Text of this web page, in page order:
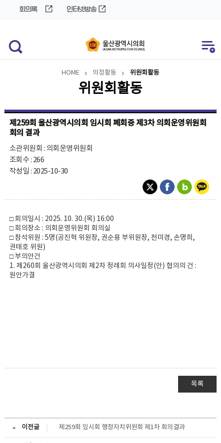
회의록 인터넷방송
HOME 의정활동 위원회활동
위원회활동
제259회 울산광역시의회 임시회 폐회중 제3차 의회운영위원회
회의 결과
소관위원회 : 의회운영위원회
조회수 : 266
작성일 : 2025-10-30
□ 회의일시 : 2025. 10. 30.(목) 16:00
□ 회의장소 : 의회운영위원회 회의실
□ 참석위원 : 5명(공진혁 위원장, 권순용 부위원장, 천미경, 손명희,
권태호 위원)
□ 부의안건
1. 제260회 울산광역시의회 제2차 정례회 의사일정(안) 협의의 건 :
원안가결
목록
이전글 제259회 임시회 행정자치위원회 제1차 회의결과